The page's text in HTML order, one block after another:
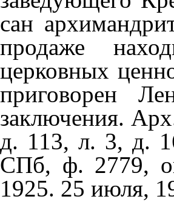
сан
продаже
церковных
приговорен
заключения.
д. 113, л. 3, д.
СПб, ф. 2779,
1925. 25 июля,